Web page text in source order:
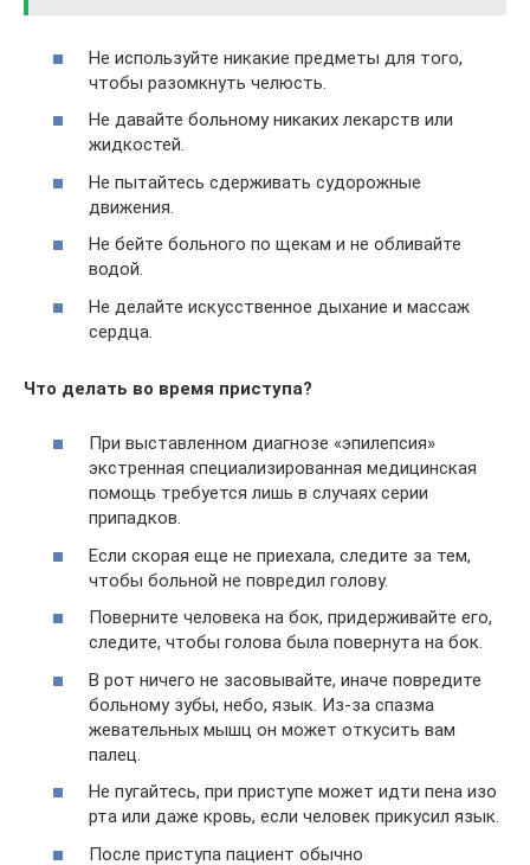
Не используйте никакие предметы для того,
чтобы разомкнуть челюсть.
Не давайте больному никаких лекарств или
жидкостей.
Не пытайтесь сдерживать судорожные
движения.
Не бейте больного по щекам и не обливайте
водой.
Не делайте искусственное дыхание и массаж
сердца.
Что делать во время приступа?
При выставленном диагнозе «эпилепсия»
экстренная специализированная медицинская
помощь требуется лишь в случаях серии
припадков.
Если скорая еще не приехала, следите за тем,
чтобы больной не повредил голову.
Поверните человека на бок, придерживайте его,
следите, чтобы голова была повернута на бок.
В рот ничего не засовывайте, иначе повредите
больному зубы, небо, язык. Из-за спазма
жевательных мышц он может откусить вам
палец.
Не пугайтесь, при приступе может идти пена изо
рта или даже кровь, если человек прикусил язык.
После приступа пациент обычно